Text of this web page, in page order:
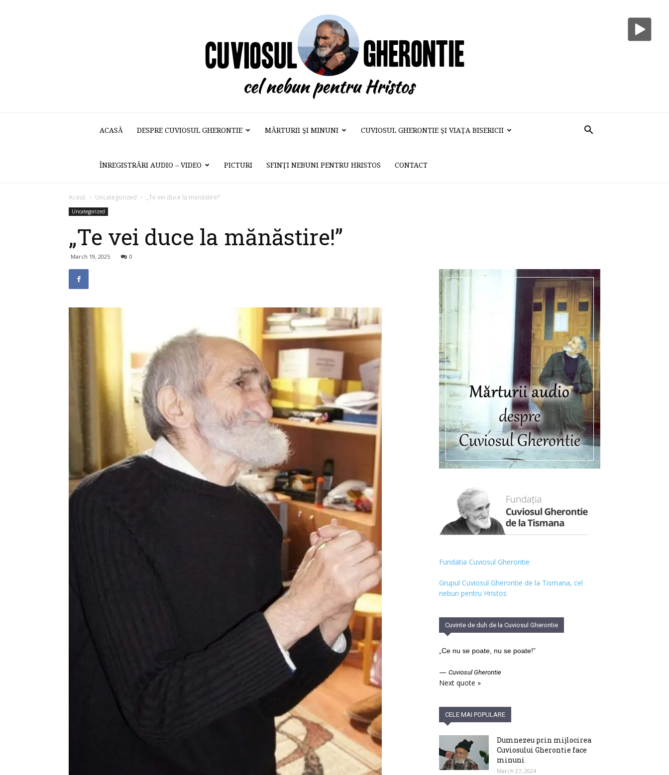
Cuviosul
nebun
pentru
ACASĂ DESPRE CUVIOSUL GHERONTIE MĂRTURII ŞI MINUNI CUVIOSUL GHERONTIE ŞI VIAŢA BISERICII
ÎNREGISTRĂRI AUDIO – VIDEO PICTURI SFINŢI NEBUNI PENTRU HRISTOS CONTACT
Acasă Uncategorized „Te vei duce la mănăstire!”
Uncategorized
„Te vei duce la mănăstire!”
March 19, 2025 0
Fundatia Cuviosul Gherontie
Grupul Cuviosul Gherontie de la Tismana, cel
nebun pentru Hristos
Cuvinte de duh de la Cuviosul Gherontie
„Ce nu se poate, nu se poate!”
— Cuviosul Gherontie
Next quote »
CELE MAI POPULARE
Dumnezeu prin mijlocirea
Cuviosului Gherontie face
minuni
March 27, 2024